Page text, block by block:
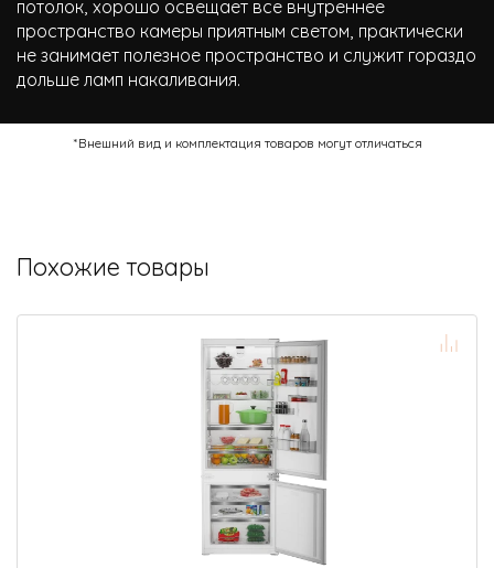
пространство камеры приятным светом, практически
не занимает полезное пространство и служит гораздо
дольше ламп накаливания.
*Внешний вид и комплектация товаров могут отличаться
Похожие товары